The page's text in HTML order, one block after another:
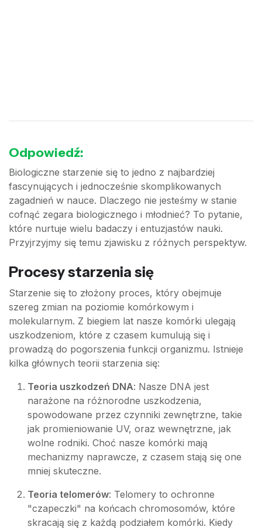
Odpowiedź:
Biologiczne starzenie się to jedno z najbardziej
fascynujących i jednocześnie skomplikowanych
zagadnień w nauce. Dlaczego nie jesteśmy w stanie
cofnąć zegara biologicznego i młodnieć? To pytanie,
które nurtuje wielu badaczy i entuzjastów nauki.
Przyjrzyjmy się temu zjawisku z różnych perspektyw.
Procesy starzenia się
Starzenie się to złożony proces, który obejmuje
szereg zmian na poziomie komórkowym i
molekularnym. Z biegiem lat nasze komórki ulegają
uszkodzeniom, które z czasem kumulują się i
prowadzą do pogorszenia funkcji organizmu. Istnieje
kilka głównych teorii starzenia się:
Teoria uszkodzeń DNA: Nasze DNA jest
narażone na różnorodne uszkodzenia,
spowodowane przez czynniki zewnętrzne, takie
jak promieniowanie UV, oraz wewnętrzne, jak
wolne rodniki. Choć nasze komórki mają
mechanizmy naprawcze, z czasem stają się one
mniej skuteczne.
Teoria telomerów: Telomery to ochronne
"czapeczki" na końcach chromosomów, które
skracają się z każdą podziałem komórki. Kiedy